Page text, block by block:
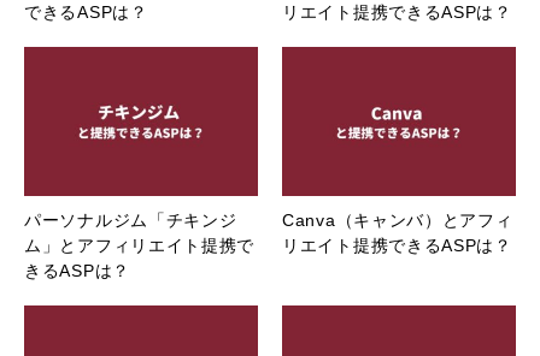
できるASPは？
リエイト提携できるASPは？
パーソナルジム「チキンジ
ム」とアフィリエイト提携で
きるASPは？
Canva（キャンバ）とアフィ
リエイト提携できるASPは？